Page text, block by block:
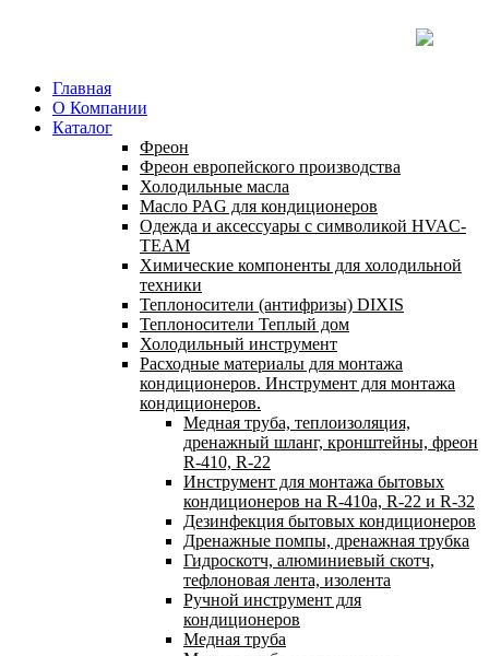
Главная
О Компании
Каталог
Фреон
Фреон европейского производства
Холодильные масла
Масло PAG для кондиционеров
Одежда и аксессуары с символикой HVAC-
TEAM
Химические компоненты для холодильной
техники
Теплоносители (антифризы) DIXIS
Теплоносители Теплый дом
Холодильный инструмент
Расходные материалы для монтажа
кондиционеров. Инструмент для монтажа
кондиционеров.
Медная труба, теплоизоляция,
дренажный шланг, кронштейны, фреон
R-410, R-22
Инструмент для монтажа бытовых
кондиционеров на R-410а, R-22 и R-32
Дезинфекция бытовых кондиционеров
Дренажные помпы, дренажная трубка
Гидроскотч, алюминиевый скотч,
тефлоновая лента, изолента
Ручной инструмент для
кондиционеров
Медная труба